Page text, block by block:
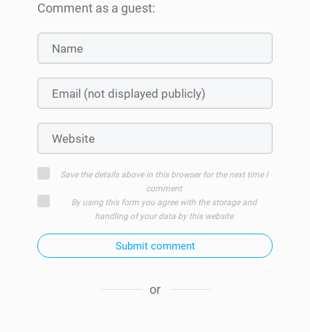
Comment as a guest:
Save the details above in this browser for the next time I
comment
By using this form you agree with the storage and
handling of your data by this website
Submit comment
or